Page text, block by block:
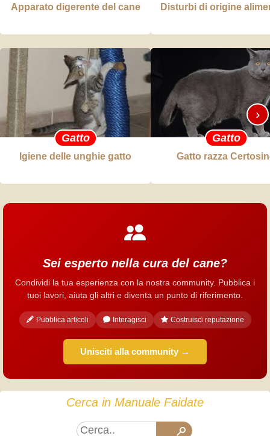
Apparato digerente del cane Disturbi di origine
Gatto
Igiene delle unghie gatto
Gatto
Gatto razza
›
Sei esperto nella cura del cane?
Condividi la tua esperienza con la nostra community. Pubblica i
tuoi lavori, aiuta gli altri e diventa un punto di riferimento.
Pubblica articoli Interagisci Costruisci reputazione
Unisciti alla community →
Cerca in Manuale Faidate